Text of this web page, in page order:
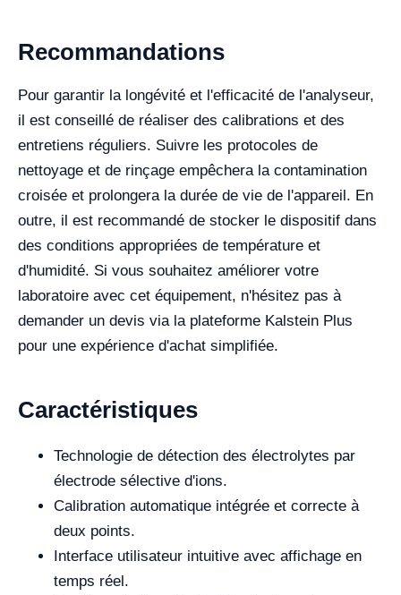
Recommandations
Pour garantir la longévité et l'efficacité de l'analyseur,
il est conseillé de réaliser des calibrations et des
entretiens réguliers. Suivre les protocoles de
nettoyage et de rinçage empêchera la contamination
croisée et prolongera la durée de vie de l'appareil. En
outre, il est recommandé de stocker le dispositif dans
des conditions appropriées de température et
d'humidité. Si vous souhaitez améliorer votre
laboratoire avec cet équipement, n'hésitez pas à
demander un devis via la plateforme Kalstein Plus
pour une expérience d'achat simplifiée.
Caractéristiques
Technologie de détection des électrolytes par
électrode sélective d'ions.
Calibration automatique intégrée et correcte à
deux points.
Interface utilisateur intuitive avec affichage en
temps réel.